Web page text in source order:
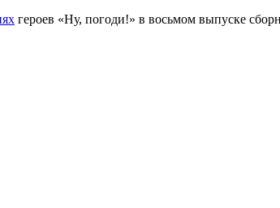
героев «Ну, погоди!» в восьмом выпуске